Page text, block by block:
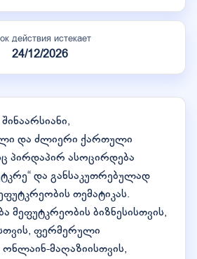
действия истекает
24/12/2026
და ძლიერი ქართული
პირდაპირ ასოცირდება
და განსაკუთრებულად
თემატიკას.
მეფუტკრეობის ბიზნესისთვის,
ფერმერული
მაღაზიისთვის,